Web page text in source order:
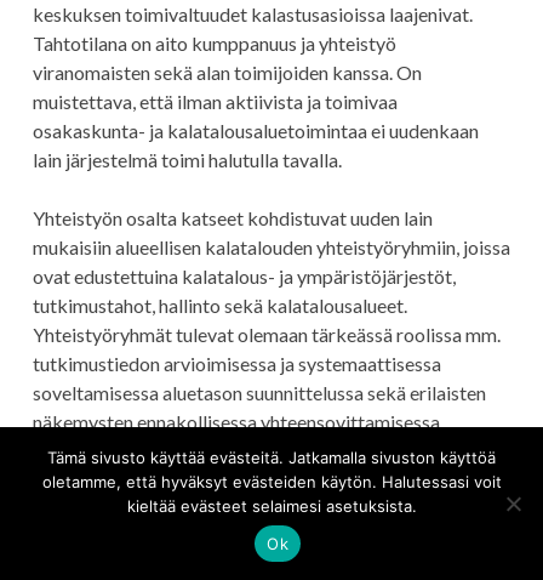
keskuksen toimivaltuudet kalastusasioissa laajenivat.
Tahtotilana on aito kumppanuus ja yhteistyö
viranomaisten sekä alan toimijoiden kanssa. On
muistettava, että ilman aktiivista ja toimivaa
osakaskunta- ja kalatalousaluetoimintaa ei uudenkaan
lain järjestelmä toimi halutulla tavalla.
Yhteistyön osalta katseet kohdistuvat uuden lain
mukaisiin alueellisen kalatalouden yhteistyöryhmiin, joissa
ovat edustettuina kalatalous- ja ympäristöjärjestöt,
tutkimustahot, hallinto sekä kalatalousalueet.
Yhteistyöryhmät tulevat olemaan tärkeässä roolissa mm.
tutkimustiedon arvioimisessa ja systemaattisessa
soveltamisessa aluetason suunnittelussa sekä erilaisten
näkemysten ennakollisessa yhteensovittamisessa.
Kalastuslain valmistelussa jouduttiin sovittamaan yhteen
erilaisia yhteiskunnallisia ja yksityisiä kalavarojen
käyttöön ja hoitoon kohdistuvia intressejä.
Valtiosääntöoikeuden näkökulmasta kyse oli pitkälti
Tämä sivusto käyttää evästeitä. Jatkamalla sivuston käyttöä
oletamme, että hyväksyt evästeiden käytön. Halutessasi voit
kieltää evästeet selaimesi asetuksista.
Ok